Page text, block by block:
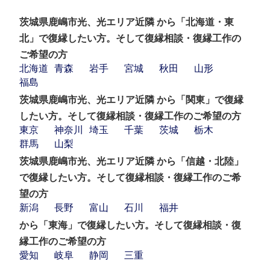
茨城県鹿嶋市光、光エリア近隣 から「北海道・東
北」で復縁したい方。そして復縁相談・復縁工作の
ご希望の方
北海道
青森 岩手 宮城 秋田
山形
福島
茨城県鹿嶋市光、光エリア近隣 から「関東」で復縁
したい方。そして復縁相談・復縁工作のご希望の方
東京
神奈川 埼玉 千葉 茨城
栃木
群馬
山梨
茨城県鹿嶋市光、光エリア近隣 から「信越・北陸」
で復縁したい方。そして復縁相談・復縁工作のご希
望の方
新潟
長野 富山 石川
福井
から「東海」で復縁したい方。そして復縁相談・復
縁工作のご希望の方
愛知
岐阜 静岡
三重